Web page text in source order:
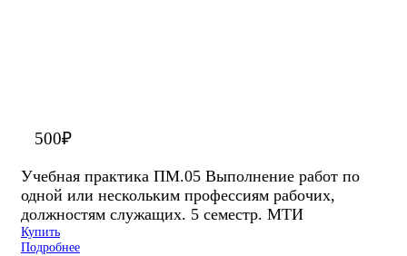
500₽
Учебная практика ПМ.05 Выполнение работ по
одной или нескольким профессиям рабочих,
должностям служащих. 5 семестр. МТИ
Купить
Подробнее